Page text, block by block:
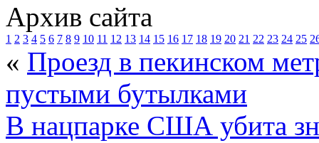
Архив сайта
1 2 3 4 5 6 7 8 9 10 11 12 13 14 15 16 17 18 19 20 21 22 23 24 25
« Проезд в пекинском
пустыми бутылками
В нацпарке США убита